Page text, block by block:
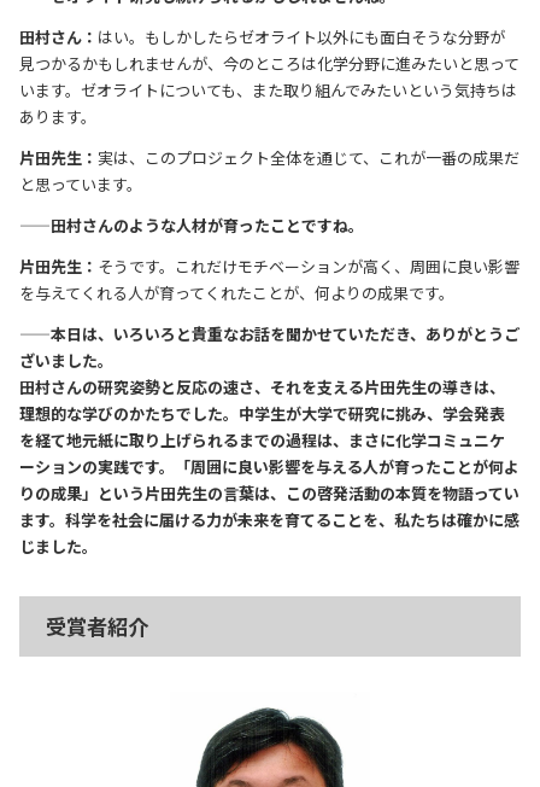
田村さん： はい。もしかしたらゼオライト以外にも面白そうな分野が
見つかるかもしれませんが、今のところは化学分野に進みたいと思って
います。ゼオライトについても、また取り組んでみたいという気持ちは
あります。
片田先生：実は、このプロジェクト全体を通じて、これが一番の成果だ
と思っています。
——田村さんのような人材が育ったことですね。
片田先生： そうです。これだけモチベーションが高く、周囲に良い影響
を与えてくれる人が育ってくれたことが、何よりの成果です。
——本日は、いろいろと貴重なお話を聞かせていただき、ありがとうご
ざいました。
田村さんの研究姿勢と反応の速さ、それを支える片田先生の導きは、
理想的な学びのかたちでした。中学生が大学で研究に挑み、学会発表
を経て地元紙に取り上げられるまでの過程は、まさに化学コミュニケ
ーションの実践です。「周囲に良い影響を与える人が育ったことが何よ
りの成果」という片田先生の言葉は、この啓発活動の本質を物語ってい
ます。科学を社会に届ける力が未来を育てることを、私たちは確かに感
じました。
受賞者紹介